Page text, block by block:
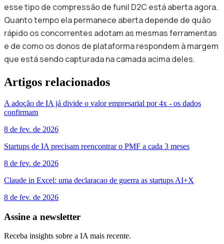
esse tipo de compressão de funil D2C está aberta agora.
Quanto tempo ela permanece aberta depende de quão
rápido os concorrentes adotam as mesmas ferramentas
e de como os donos de plataforma respondem à margem
que está sendo capturada na camada acima deles.
Artigos relacionados
A adoção de IA já divide o valor empresarial por 4x - os dados
confirmam
8 de fev. de 2026
Startups de IA precisam reencontrar o PMF a cada 3 meses
8 de fev. de 2026
Claude in Excel: uma declaracao de guerra as startups AI+X
8 de fev. de 2026
Assine a newsletter
Receba insights sobre a IA mais recente.